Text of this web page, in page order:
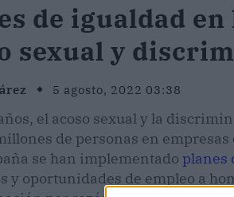
de igualdad
sexual y
5 agosto, 2022 03:38
el acoso sexual y la
de personas en
se han implementado planes
y oportunidades de empleo a